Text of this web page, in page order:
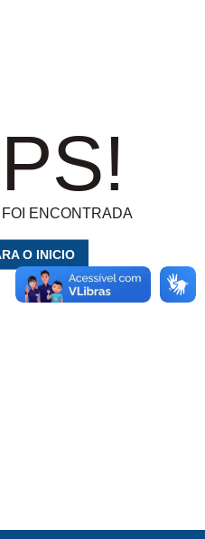
ENCONTRADA
O INICIO